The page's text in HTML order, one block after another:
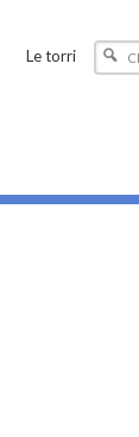
Le torri